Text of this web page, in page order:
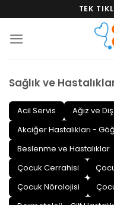
content
TEK
Sağlık ve
Acil Servis
Ağız ve
Akciğer Hastalıkları -
Beslenme ve Hastalıklar
Çocuk Cerrahisi
Çocuk Nörolojisi